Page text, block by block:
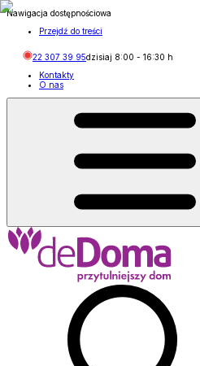
Nawigacja dostępnościowa
Przejdź do treści
22 307 39 95dzisiaj 8:00 - 16:30 h
Kontakty
O nas